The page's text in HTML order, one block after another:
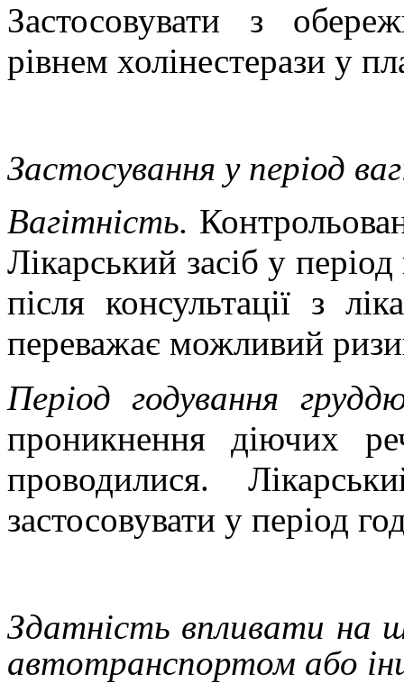
Застосовувати з
рівнем холінестерази у
Застосування у період
Вагітність.
Лікарський засіб у
після консультації з
переважає можливий
Період годування
проникнення діючих
проводилися.
застосовувати у період
Здатність впливати на
автотранспортом або